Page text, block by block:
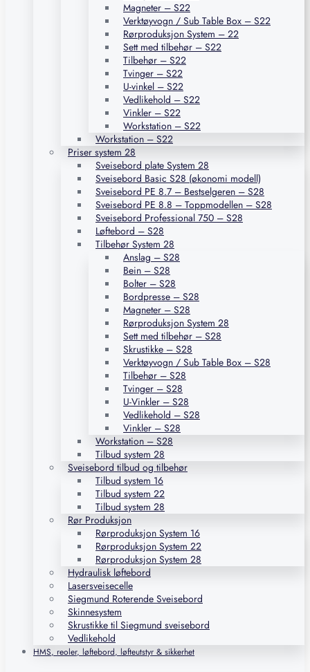
Magneter – S22
Verktøyvogn / Sub Table Box – S22
Rørproduksjon System – 22
Sett med tilbehør – S22
Tilbehør – S22
Tvinger – S22
U-vinkel – S22
Vedlikehold – S22
Vinkler – S22
Workstation – S22
Workstation – S22
Priser system 28
Sveisebord plate System 28
Sveisebord Basic S28 (økonomi modell)
Sveisebord PE 8.7 – Bestselgeren – S28
Sveisebord PE 8.8 – Toppmodellen – S28
Sveisebord Professional 750 – S28
Løftebord – S28
Tilbehør System 28
Anslag – S28
Bein – S28
Bolter – S28
Bordpresse – S28
Magneter – S28
Rørproduksjon System 28
Sett med tilbehør – S28
Skrustikke – S28
Verktøyvogn / Sub Table Box – S28
Tilbehør – S28
Tvinger – S28
U-Vinkler – S28
Vedlikehold – S28
Vinkler – S28
Workstation – S28
Tilbud system 28
Sveisebord tilbud og tilbehør
Tilbud system 16
Tilbud system 22
Tilbud system 28
Rør Produksjon
Rørproduksjon System 16
Rørproduksjon System 22
Rørproduksjon System 28
Hydraulisk løftebord
Lasersveisecelle
Siegmund Roterende Sveisebord
Skinnesystem
Skrustikke til Siegmund sveisebord
Vedlikehold
HMS, reoler, løftebord, løfteutstyr & sikkerhet